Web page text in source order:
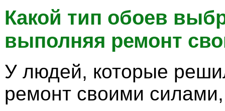
Какой тип обоев
выполняя ремонт
У людей, которые
ремонт своими